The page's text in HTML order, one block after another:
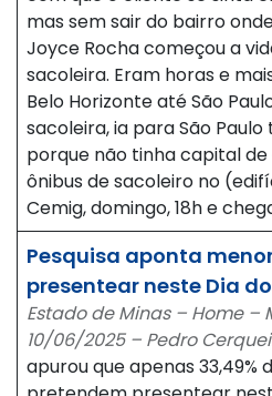
mas sem sair do bairro
Joyce Rocha começou a
sacoleira. Eram horas e
Belo Horizonte até São
sacoleira, ia para São
porque não tinha capital de
ônibus de sacoleiro no
Cemig, domingo, 18h e
Pesquisa aponta
presentear neste Dia
Estado de Minas – Home –
10/06/2025 – Pedro
apurou que apenas 33,49%